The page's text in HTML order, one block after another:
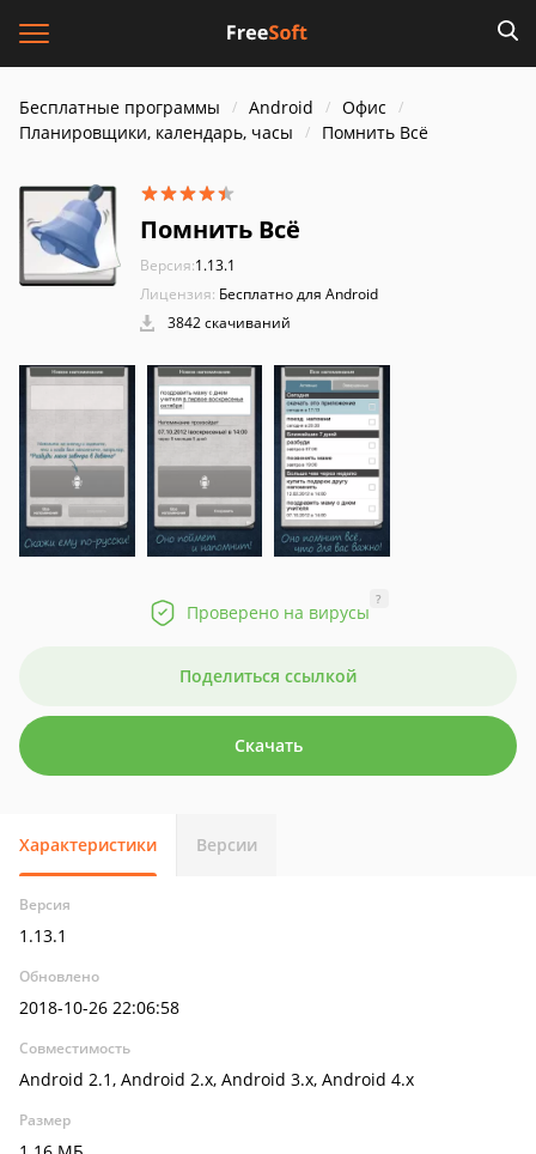
Бесплатные программы Android
Офис
Планировщики, календарь, часы
Помнить Всё
Помнить Всё
Версия:1.13.1
Лицензия: Бесплатно для Android
3842 скачиваний
Проверено на вирусы
?
Поделиться ссылкой
Скачать
Характеристики Версии
Версия
1.13.1
Обновлено
2018-10-26 22:06:58
Совместимость
Android 2.1, Android 2.x, Android 3.x, Android 4.x
Размер